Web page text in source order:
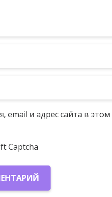
email и адрес сайта в
Captcha